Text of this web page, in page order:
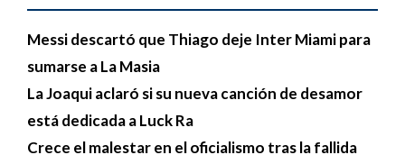
Messi descartó que Thiago deje Inter Miami para
sumarse a La Masia
La Joaqui aclaró si su nueva canción de desamor
está dedicada a Luck Ra
Crece el malestar en el oficialismo tras la fallida